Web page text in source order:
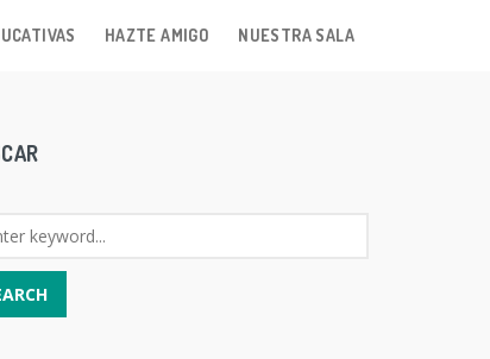
HAZTE AMIGO NUESTRA SALA